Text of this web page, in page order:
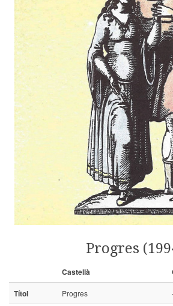
Progres
Castellà
Títol
Progres